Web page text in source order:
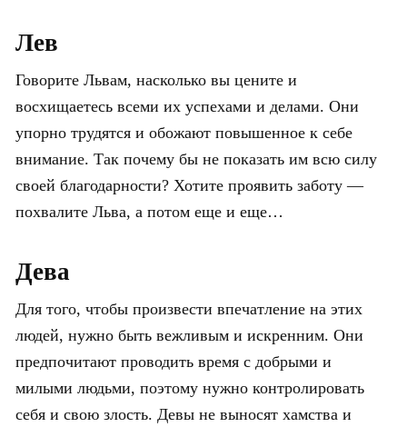
Лев
Говорите Львам, насколько вы цените и
восхищаетесь всеми их успехами и делами. Они
упорно трудятся и обожают повышенное к себе
внимание. Так почему бы не показать им всю силу
своей благодарности? Хотите проявить заботу —
похвалите Льва, а потом еще и еще…
Дева
Для того, чтобы произвести впечатление на этих
людей, нужно быть вежливым и искренним. Они
предпочитают проводить время с добрыми и
милыми людьми, поэтому нужно контролировать
себя и свою злость. Девы не выносят хамства и